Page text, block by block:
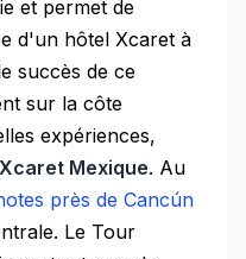
et permet de
d'un hôtel Xcaret à
succès de ce
sur la côte
expériences,
Xcaret Mexique. Au
près de Cancún
Le Tour